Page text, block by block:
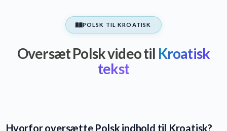
POLSK TIL KROATISK
Oversæt Polsk video til Kroatisk
tekst
Hvorfor oversætte Polsk indhold til Kroatisk?